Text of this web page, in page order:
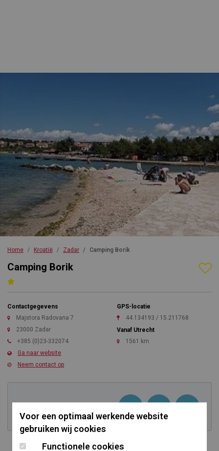
Voor een optimaal werkende website
gebruiken wij cookies
Functionele cookies
Camping Borik
Contactgegevens
Majstora Radovana 7
23000 Zadar
+385 (0)23-332074
Ga naar website
Neem contact op
GPS-locatie
44.134193 / 15.211768
Vanaf Utrecht
1561 km
Home Kroatië Zadar Camping Borik